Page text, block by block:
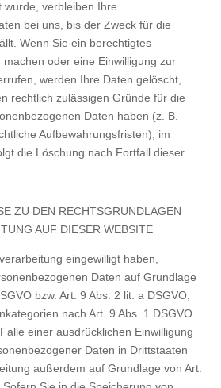
wurde, verbleiben Ihre
bei uns, bis der Zweck für die
Wenn Sie ein berechtigtes
oder eine Einwilligung zur
werden Ihre Daten gelöscht,
rechtlich zulässigen Gründe für die
Daten haben (z. B.
Aufbewahrungsfristen); im
die Löschung nach Fortfall dieser
ZU DEN RECHTSGRUNDLAGEN
AUF DIESER WEBSITE
eingewilligt haben,
Daten auf Grundlage
bzw. Art. 9 Abs. 2 lit. a DSGVO,
nach Art. 9 Abs. 1 DSGVO
einer ausdrücklichen Einwilligung
Daten in Drittstaaten
außerdem auf Grundlage von Art.